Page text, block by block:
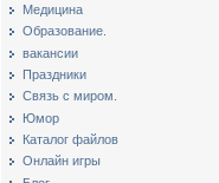
Медицина
Образование.
вакансии
Праздники
Связь с миром.
Юмор
Каталог файлов
Онлайн игры